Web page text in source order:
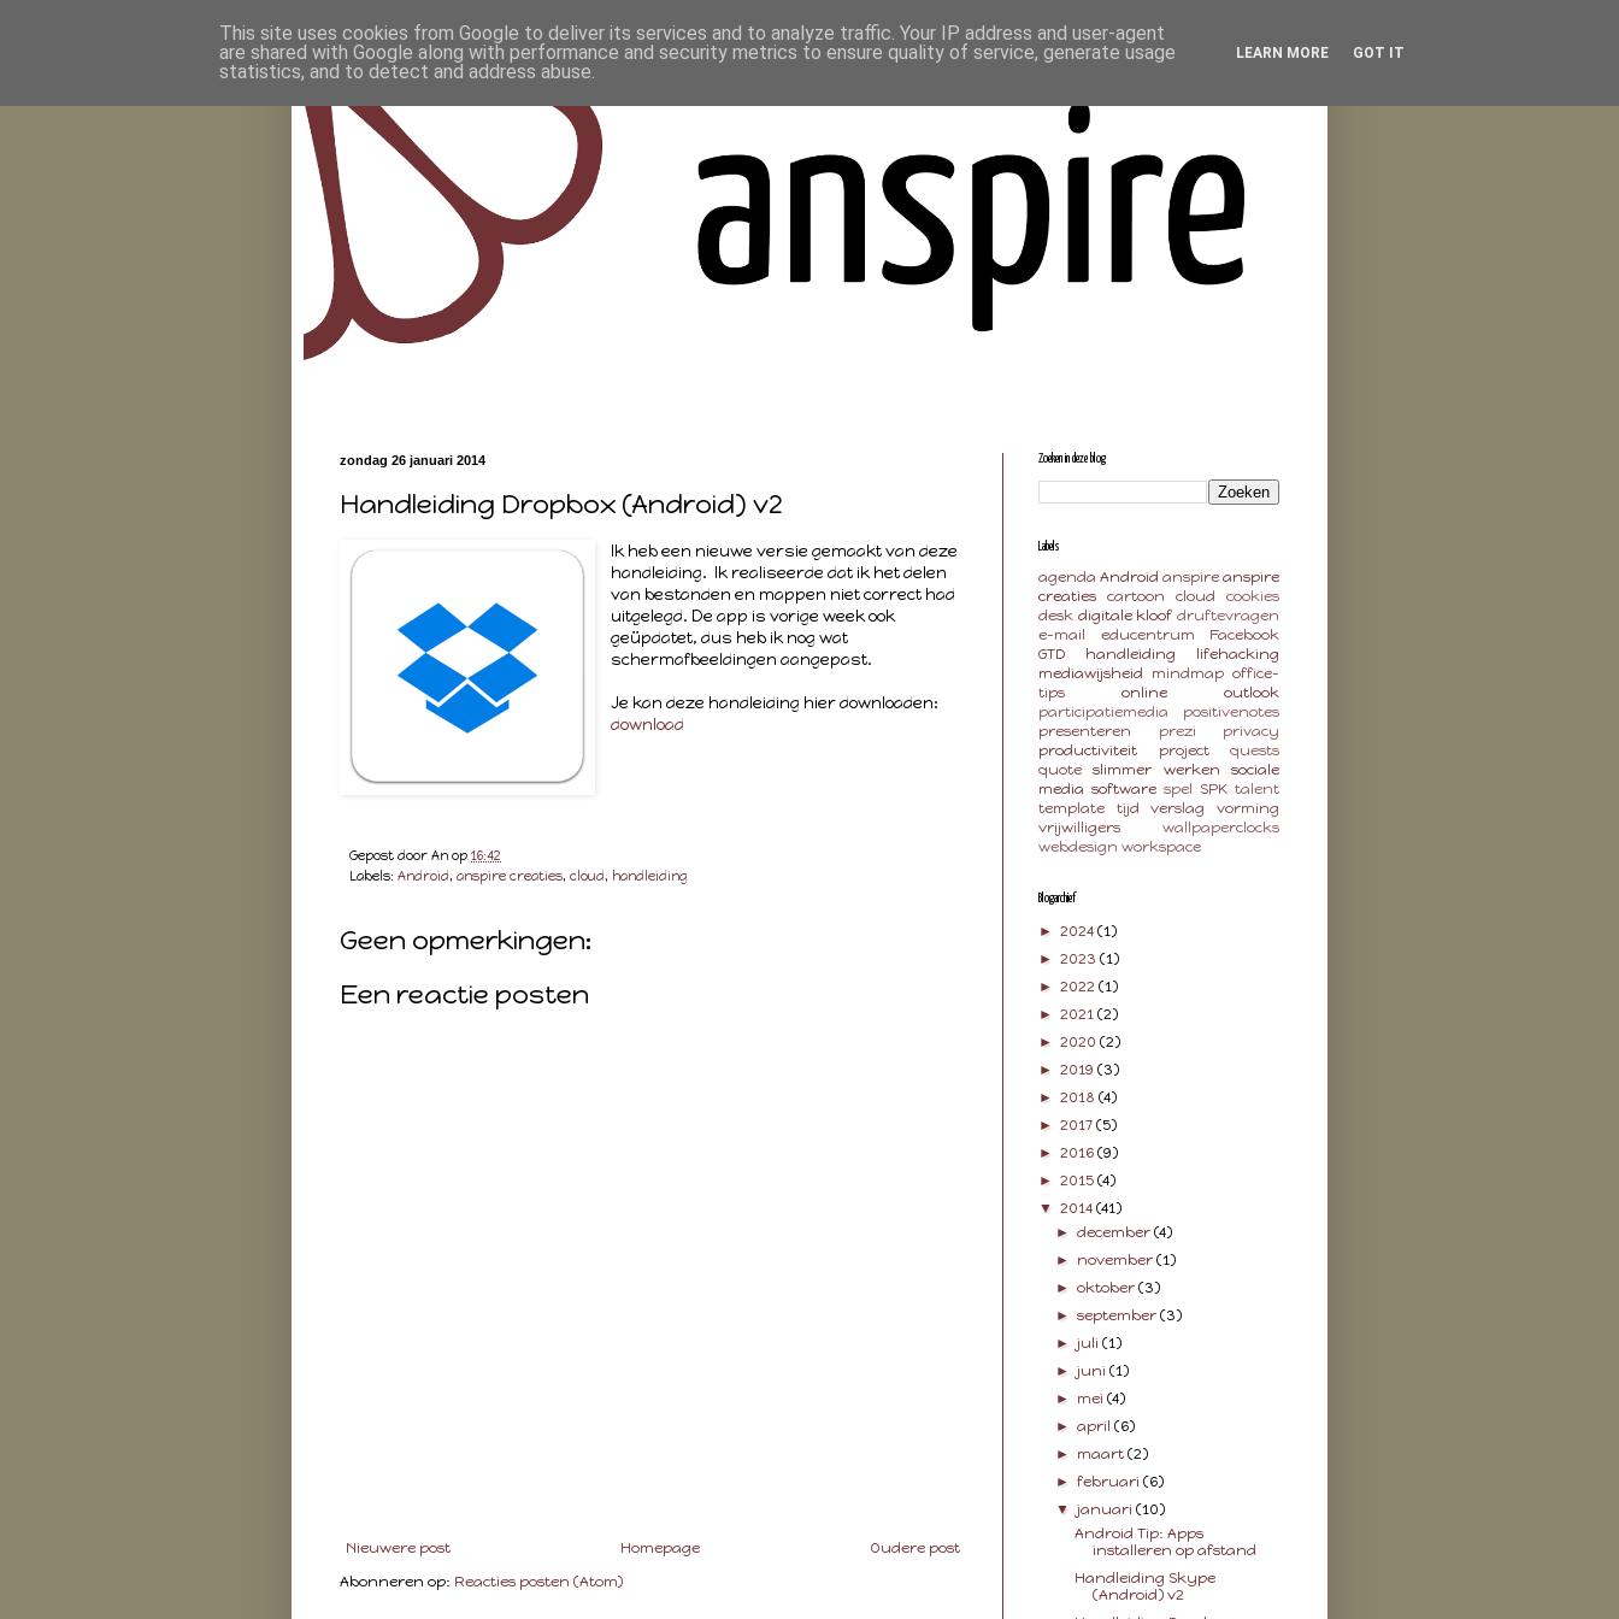
zondag 26 januari 2014
Handleiding Dropbox (Android) v2
Ik heb een nieuwe versie gemaakt van deze
handleiding. Ik realiseerde dat ik het delen
van bestanden en mappen niet correct had
uitgelegd. De app is vorige week ook
geüpdatet, dus heb ik nog wat
schermafbeeldingen aangepast.
Je kan deze handleiding hier downloaden:
download
Gepost door An op 16:42
Labels: Android, anspire creaties, cloud, handleiding
Geen opmerkingen:
Een reactie posten
Nieuwere post Oudere post
Homepage
Abonneren op: Reacties posten (Atom)
Zoeken in deze blog
Labels
agenda Android anspire anspire
creaties
cartoon cloud
cookies
desk digitale kloof druftevragen
e-mail
educentrum
Facebook
GTD
handleiding
lifehacking
mediawijsheid
mindmap office-
tips
online
outlook
participatiemedia
positivenotes
presenteren
prezi
privacy
productiviteit
project
quests
quote
slimmer werken
sociale
media software spel SPK talent
template
tijd verslag
vorming
vrijwilligers
wallpaperclocks
webdesign workspace
Blogarchief
► 2024 (1)
► 2023 (1)
► 2022 (1)
► 2021 (2)
► 2020 (2)
► 2019 (3)
► 2018 (4)
► 2017 (5)
► 2016 (9)
► 2015 (4)
▼ 2014 (41)
►december(4)
► november(1)
►oktober(3)
►september(3)
►juli(1)
►juni(1)
► mei(4)
►april(6)
► maart(2)
►februari(6)
▼januari(10)
Android Tip: Apps
installeren op afstand
Handleiding Skype
(Android) v2
This site uses cookies from Google to deliver its services and to analyze traffic. Your IP address and user-agent
are shared with Google along with performance and security metrics to ensure quality of service, generate usage
statistics, and to detect and address abuse.
LEARN MORE GOT IT